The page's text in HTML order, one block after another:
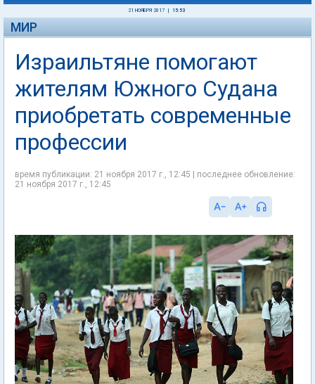
21 НОЯБРЯ 2017 15:53
МИР
Израильтяне помогают
жителям Южного Судана
приобретать современные
профессии
время публикации: 21 ноября 2017 г., 12:45 | последнее обновление:
21 ноября 2017 г., 12:45